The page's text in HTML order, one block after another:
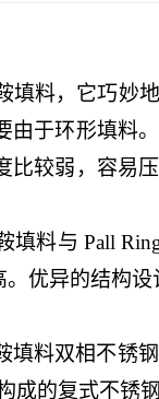
料，它巧妙
于环形填料
较弱，容易
料与 Pall
优异的结构设
双相不锈钢
成的复式不锈